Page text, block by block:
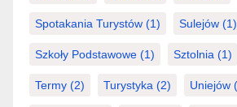
Spotakania Turystów (1) Sulejów (1)
Szkoły Podstawowe (1) Sztolnia (1)
Termy (2) Turystyka (2) Uniejów